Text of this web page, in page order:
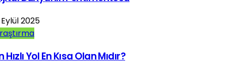
2025
Hızlı Yol En Kısa Olan Mıdır?